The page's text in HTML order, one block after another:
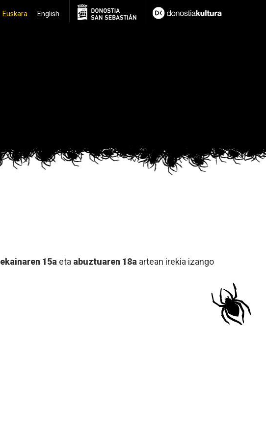
Euskara English
ekainaren 15a eta abuztuaren 18a artean irekia izango